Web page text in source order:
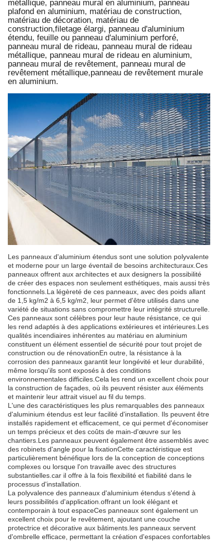
métallique, panneau mural en aluminium, panneau
plafond en aluminium, matériau de construction,
matériau de décoration, matériau de
construction,filetage élargi, panneau d'aluminium
étendu, feuille ou panneau d'aluminium perforé,
panneau mural de rideau, panneau mural de rideau
métallique, panneau mural de rideau en aluminium,
panneau mural de revêtement, panneau mural de
revêtement métallique,panneau de revêtement murale
en aluminium.
Les panneaux d'aluminium étendus sont une solution polyvalente
et moderne pour un large éventail de besoins architecturaux.Ces
panneaux offrent aux architectes et aux designers la possibilité
de créer des espaces non seulement esthétiques, mais aussi très
fonctionnels.La légèreté de ces panneaux, avec des poids allant
de 1,5 kg/m2 à 6,5 kg/m2, leur permet d'être utilisés dans une
variété de situations sans compromettre leur intégrité structurelle.
Ces panneaux sont célèbres pour leur haute résistance, ce qui
les rend adaptés à des applications extérieures et intérieures.Les
qualités incendiaires inhérentes au matériau en aluminium
constituent un élément essentiel de sécurité pour tout projet de
construction ou de rénovationEn outre, la résistance à la
corrosion des panneaux garantit leur longévité et leur durabilité,
même lorsqu'ils sont exposés à des conditions
environnementales difficiles.Cela les rend un excellent choix pour
la construction de façades, où ils peuvent résister aux éléments
et maintenir leur attrait visuel au fil du temps.
L'une des caractéristiques les plus remarquables des panneaux
d'aluminium étendus est leur facilité d'installation. Ils peuvent être
installés rapidement et efficacement, ce qui permet d'économiser
un temps précieux et des coûts de main-d'œuvre sur les
chantiers.Les panneaux peuvent également être assemblés avec
des robinets d'angle pour la fixationCette caractéristique est
particulièrement bénéfique lors de la conception de conceptions
complexes ou lorsque l'on travaille avec des structures
substantielles.car il offre à la fois flexibilité et fiabilité dans le
processus d'installation.
La polyvalence des panneaux d'aluminium étendus s'étend à
leurs possibilités d'application.offrant un look élégant et
contemporain à tout espaceCes panneaux sont également un
excellent choix pour le revêtement, ajoutant une couche
protectrice et décorative aux bâtiments.les panneaux servent
d'ombrelle efficace, permettant la création d'espaces confortables